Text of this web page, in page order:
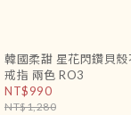
韓國柔甜 星花閃鑽貝殼
戒指 兩色 RO3
NT$990
NT$1,280